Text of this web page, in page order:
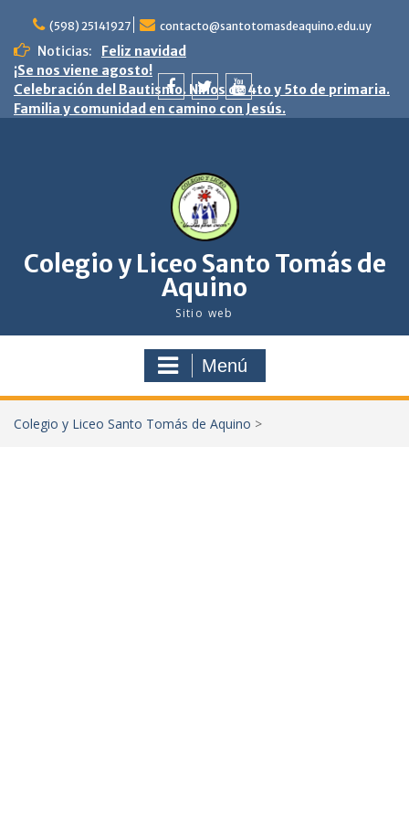
contenido
(598) 25141927 contacto@santotomasdeaquino.edu.uy
Noticias:
Feliz navidad
¡Se nos viene agosto!
Celebración del Bautismo. Niños de 4to y 5to de primaria.
Familia y comunidad en camino con Jesús.
facebooktwitteryoutube
Colegio y Liceo Santo Tomás de
Aquino
Sitio web
Menú
Colegio y Liceo Santo Tomás de Aquino >